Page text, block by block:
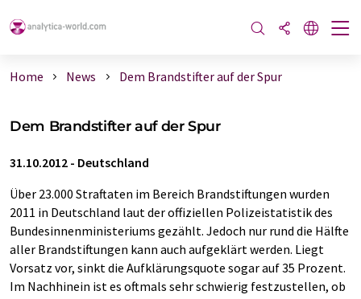
Home News Dem Brandstifter auf der Spur
Dem Brandstifter auf der Spur
31.10.2012 - Deutschland
Über 23.000 Straftaten im Bereich Brandstiftungen wurden
2011 in Deutschland laut der offiziellen Polizeistatistik des
Bundesinnenministeriums gezählt. Jedoch nur rund die Hälfte
aller Brandstiftungen kann auch aufgeklärt werden. Liegt
Vorsatz vor, sinkt die Aufklärungsquote sogar auf 35 Prozent.
Im Nachhinein ist es oftmals sehr schwierig festzustellen, ob